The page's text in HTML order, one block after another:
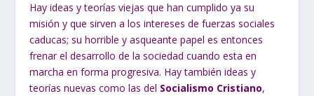
Hay ideas y teorías viejas que han cumplido ya su
misión y que sirven a los intereses de fuerzas sociales
caducas; su horrible y asqueante papel es entonces
frenar el desarrollo de la sociedad cuando esta en
marcha en forma progresiva. Hay también ideas y
teorías nuevas como las del Socialismo Cristiano,